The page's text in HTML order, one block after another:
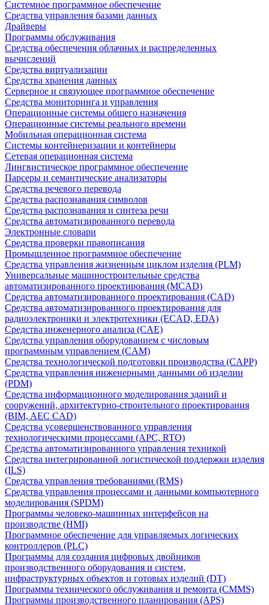
Системное программное обеспечение
Средства управления базами данных
Драйверы
Программы обслуживания
Средства обеспечения облачных и распределенных
вычислений
Средства виртуализации
Средства хранения данных
Серверное и связующее программное обеспечение
Средства мониторинга и управления
Операционные системы общего назначения
Операционные системы реального времени
Мобильная операционная система
Системы контейнеризации и контейнеры
Сетевая операционная система
Лингвистическое программное обеспечение
Парсеры и семантические анализаторы
Средства речевого перевода
Средства распознавания символов
Средства распознавания и синтеза речи
Средства автоматизированного перевода
Электронные словари
Средства проверки правописания
Промышленное программное обеспечение
Средства управления жизненным циклом изделия (PLM)
Универсальные машиностроительные средства
автоматизированного проектирования (MCAD)
Средства автоматизированного проектирования (CAD)
Средства автоматизированного проектирования для
радиоэлектроники и электротехники (ECAD, EDA)
Средства инженерного анализа (CAE)
Средства управления оборудованием с числовым
программным управлением (CAM)
Средства технологической подготовки производства (CAPP)
Средства управления инженерными данными об изделии
(PDM)
Средства информационного моделирования зданий и
сооружений, архитектурно-строительного проектирования
(BIM, AEC CAD)
Средства усовершенствованного управления
технологическими процессами (APC, RTO)
Средства автоматизированного управления техникой
Средства интегрированной логистической поддержки изделия
(ILS)
Средства управления требованиями (RMS)
Средства управления процессами и данными компьютерного
моделирования (SPDM)
Программы человеко-машинных интерфейсов на
производстве (HMI)
Программное обеспечение для управляемых логических
контроллеров (PLC)
Программы для создания цифровых двойников
производственного оборудования и систем,
инфраструктурных объектов и готовых изделий (DT)
Программы технического обслуживания и ремонта (CMMS)
Программы производственного планирования (APS)